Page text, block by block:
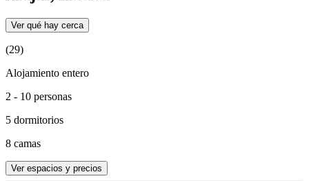
Ver qué hay cerca
(29)
Alojamiento entero
2 - 10 personas
5 dormitorios
8 camas
Ver espacios y precios